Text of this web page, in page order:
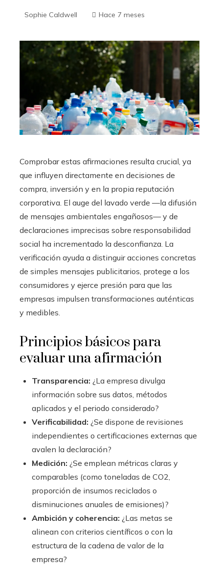
Sophie Caldwell Hace 7 meses
Comprobar estas afirmaciones resulta crucial, ya
que influyen directamente en decisiones de
compra, inversión y en la propia reputación
corporativa. El auge del lavado verde —la difusión
de mensajes ambientales engañosos— y de
declaraciones imprecisas sobre responsabilidad
social ha incrementado la desconfianza. La
verificación ayuda a distinguir acciones concretas
de simples mensajes publicitarios, protege a los
consumidores y ejerce presión para que las
empresas impulsen transformaciones auténticas
y medibles.
Principios básicos para
evaluar una afirmación
Transparencia: ¿La empresa divulga
información sobre sus datos, métodos
aplicados y el periodo considerado?
Verificabilidad: ¿Se dispone de revisiones
independientes o certificaciones externas que
avalen la declaración?
Medición: ¿Se emplean métricas claras y
comparables (como toneladas de CO2,
proporción de insumos reciclados o
disminuciones anuales de emisiones)?
Ambición y coherencia: ¿Las metas se
alinean con criterios científicos o con la
estructura de la cadena de valor de la
empresa?